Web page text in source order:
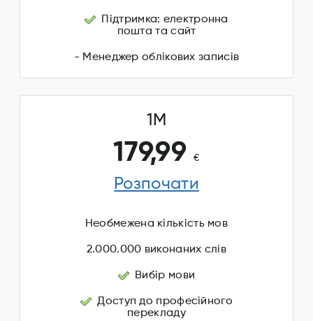
Підтримка: електронна
пошта та сайт
- Менеджер облікових записів
1M
179,99€
Розпочати
Необмежена кількість мов
2.000.000 виконаних слів
Вибір мови
Доступ до професійного
перекладу